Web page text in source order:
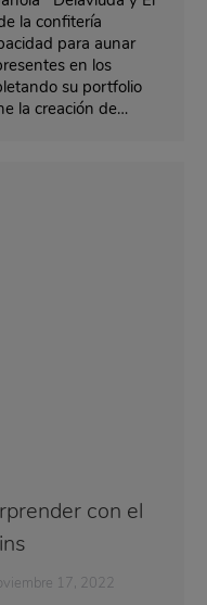
la confitería
para aunar
en los
su portfolio
la creación de…
con el
17, 2022